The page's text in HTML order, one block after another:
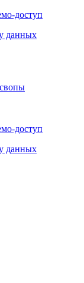
доступ
данных
доступ
данных